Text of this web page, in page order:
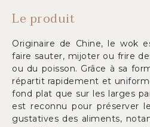
Le produit
Originaire de Chine, le wok
faire sauter, mijoter ou frire
ou du poisson. Grâce à sa
répartit rapidement et
fond plat que sur les larges
est reconnu pour préserver
gustatives des aliments,